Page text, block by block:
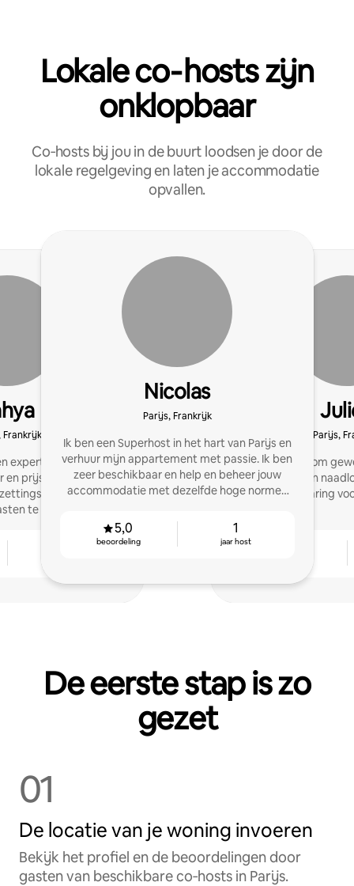
Lokale co‑hosts zijn
onklopbaar
Co‑hosts bij jou in de buurt loodsen je door de
lokale regelgeving en laten je accommodatie
opvallen.
Frankrijk
expert op het gebied
en prijsstelling om de
en de
te maximaliseren.
Nicolas
Parijs, Frankrijk
Ik ben een Superhost in het hart van Parijs en
verhuur mijn appartement met passie. Ik ben
zeer beschikbaar en help en beheer jouw
accommodatie met dezelfde hoge normen
5,0
beoordeling
1
jaar host
Parijs,
Ik help hosts om
krijgen door een
ervaring
De eerste stap is zo
gezet
01
De locatie van je woning invoeren
Bekijk het profiel en de beoordelingen door
gasten van beschikbare co‑hosts in Parijs.